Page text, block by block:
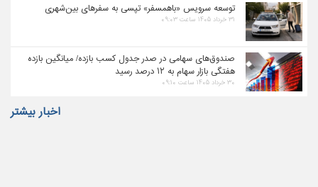
توسعه سرویس «باهمسفر» تپسی به سفرهای بین‌شهری
۳۱ خرداد ۱۴۰۵ ساعت ۰۹:۰۳
صندوق‌های سهامی در صدر جدول کسب بازده/ میانگین بازده
هفتگی بازار سهام به ۱۲ درصد رسید
۳۰ خرداد ۱۴۰۵ ساعت ۰۹:۱۰
اخبار بیشتر